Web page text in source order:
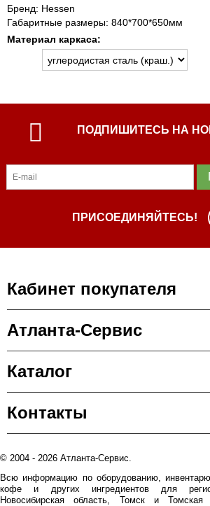
Бренд: Hessen
Габаритные размеры: 840*700*650мм
Материал каркаса:
ПОДПИШИТЕСЬ НА
ПРИСОЕДИНЯЙТЕСЬ!
Кабинет покупателя
Атланта-Сервис
Каталог
Контакты
© 2004 - 2026 Атланта-Сервис.
Всю информацию по оборудованию,
кофе и других ингредиентов для
Новосибирская область, Томск и